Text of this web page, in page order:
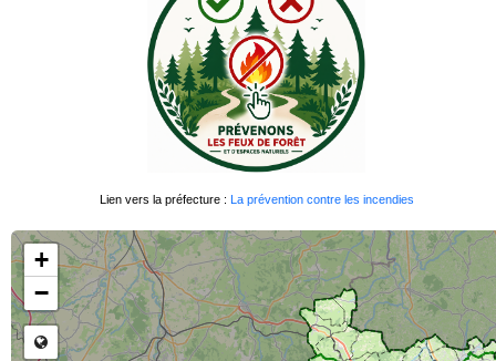
Lien vers la préfecture : La prévention contre les incendies
Chargement des données en cours...
+
−